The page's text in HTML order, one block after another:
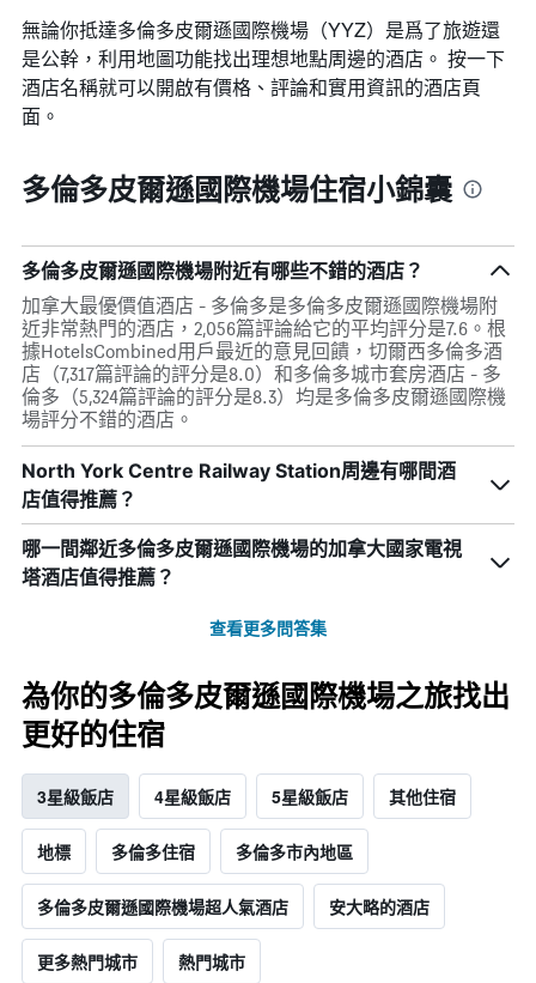
無論你抵達多倫多皮爾遜國際機場​（YYZ​）是爲了旅遊還
是公幹，利用地圖功能找出理想地點周邊的酒店。 按一下
酒店名稱就可以開啟有價格、評論和實用資訊的酒店頁
面。
多倫多皮爾遜國際機場住宿小錦囊
多倫多皮爾遜國際機場附近有哪些不錯的酒店？
加拿大最優價值酒店 - 多倫多是多倫多皮爾遜國際機場附
近非常熱門的酒店，2,056篇評論給它的平均評分是7.6。根
據HotelsCombined用戶最近的意見回饋，切爾西多倫多酒
店（7,317篇評論的評分是8.0）和多倫多城市套房酒店 - 多
倫多（5,324篇評論的評分是8.3）均是多倫多皮爾遜國際機
場評分不錯的酒店。
North York Centre Railway Station周邊有哪間酒
店值得推薦？
哪一間鄰近多倫多皮爾遜國際機場的加拿大國家電視
塔酒店值得推薦？
查看更多問答集
為你的多倫多皮爾遜國際機場之旅找出
更好的住宿
3星級飯店 4星級飯店 5星級飯店 其他住宿
地標 多倫多住宿 多倫多市內地區
多倫多皮爾遜國際機場超人氣酒店 安大略的酒店
更多熱門城市 熱門城市